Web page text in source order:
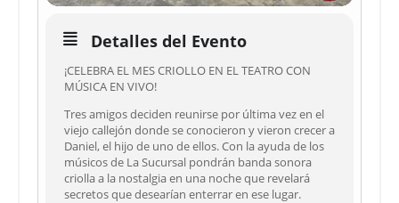
Detalles del Evento
¡CELEBRA EL MES CRIOLLO EN EL TEATRO CON
MÚSICA EN VIVO!
Tres amigos deciden reunirse por última vez en el
viejo callejón donde se conocieron y vieron crecer a
Daniel, el hijo de uno de ellos. Con la ayuda de los
músicos de La Sucursal pondrán banda sonora
criolla a la nostalgia en una noche que revelará
secretos que desearían enterrar en ese lugar.